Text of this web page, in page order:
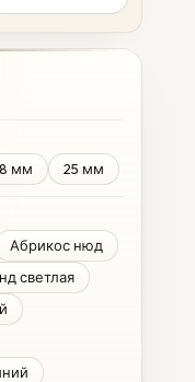
мм 25 мм
Абрикос нюд
светлая